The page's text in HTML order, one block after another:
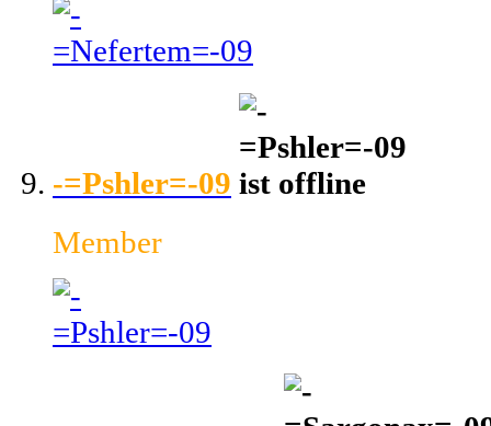
-=Pshler=-09
Member